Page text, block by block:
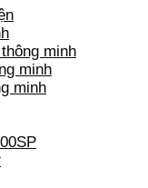
minh
minh
minh